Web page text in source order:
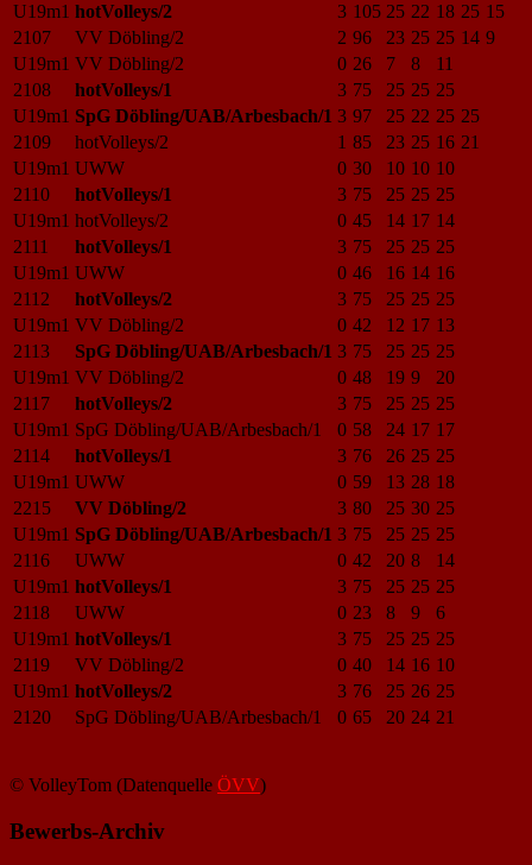
U19m1 hotVolleys/2 3 105 25 22 18 25 15
2107
VV Döbling/2 2 96 23 25 25 14 9
U19m1 VV Döbling/2 0 26 7 8
11
2108
hotVolleys/1 3 75 25 25 25
U19m1 SpG Döbling/UAB/Arbesbach/1 3 97 25 22 25 25
2109
hotVolleys/2 1 85 23 25 16 21
U19m1 UWW 0 30 10 10 10
2110
hotVolleys/1 3 75 25 25 25
U19m1 hotVolleys/2 0 45 14 17 14
2111
hotVolleys/1 3 75 25 25 25
U19m1 UWW 0 46 16 14 16
2112
hotVolleys/2 3 75 25 25 25
U19m1 VV Döbling/2 0 42 12 17 13
2113
SpG Döbling/UAB/Arbesbach/1 3 75 25 25 25
U19m1 VV Döbling/2 0 48 19 9
20
2117
hotVolleys/2 3 75 25 25 25
U19m1 SpG Döbling/UAB/Arbesbach/1 0 58 24 17 17
2114
hotVolleys/1 3 76 26 25 25
U19m1 UWW 0 59 13 28 18
2215
VV Döbling/2 3 80 25 30 25
U19m1 SpG Döbling/UAB/Arbesbach/1 3 75 25 25 25
2116
UWW 0 42 20 8
14
U19m1 hotVolleys/1 3 75 25 25 25
2118
UWW 0 23 8 9
6
U19m1 hotVolleys/1 3 75 25 25 25
2119
VV Döbling/2 0 40 14 16 10
U19m1 hotVolleys/2 3 76 25 26 25
2120
SpG Döbling/UAB/Arbesbach/1 0 65 20 24 21
© VolleyTom (Datenquelle ÖVV)
Bewerbs-Archiv